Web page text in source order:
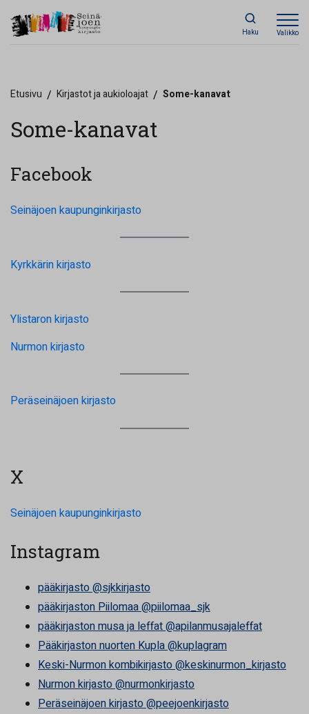
Haku Valikko
Etusivu / Kirjastot ja aukioloajat / Some-kanavat
Some-kanavat
Facebook
Seinäjoen kaupunginkirjasto
Kyrkkärin kirjasto
Ylistaron kirjasto
Nurmon kirjasto
Peräseinäjoen kirjasto
X
Seinäjoen kaupunginkirjasto
Instagram
pääkirjasto @sjkkirjasto
pääkirjaston Piilomaa @piilomaa_sjk
pääkirjaston musa ja leffat @apilanmusajaleffat
Pääkirjaston nuorten Kupla @kuplagram
Keski-Nurmon kombikirjasto @keskinurmon_kirjasto
Nurmon kirjasto @nurmonkirjasto
Peräseinäjoen kirjasto @peejoenkirjasto